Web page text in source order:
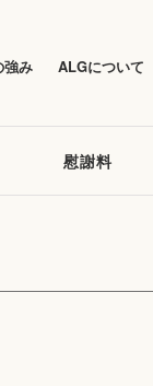
強み ALGについて
慰謝料